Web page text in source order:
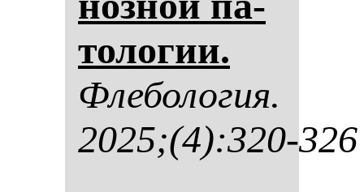
то­ло­гии.
Фле­бо­ло­гия.
2025;(4):320-326